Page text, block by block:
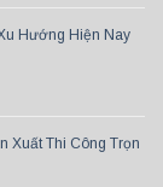
Hướng Hiện Nay
Xuất Thi Công Trọn